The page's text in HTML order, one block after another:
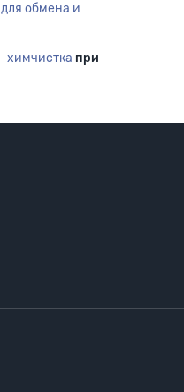
для обмена и
химчистка при